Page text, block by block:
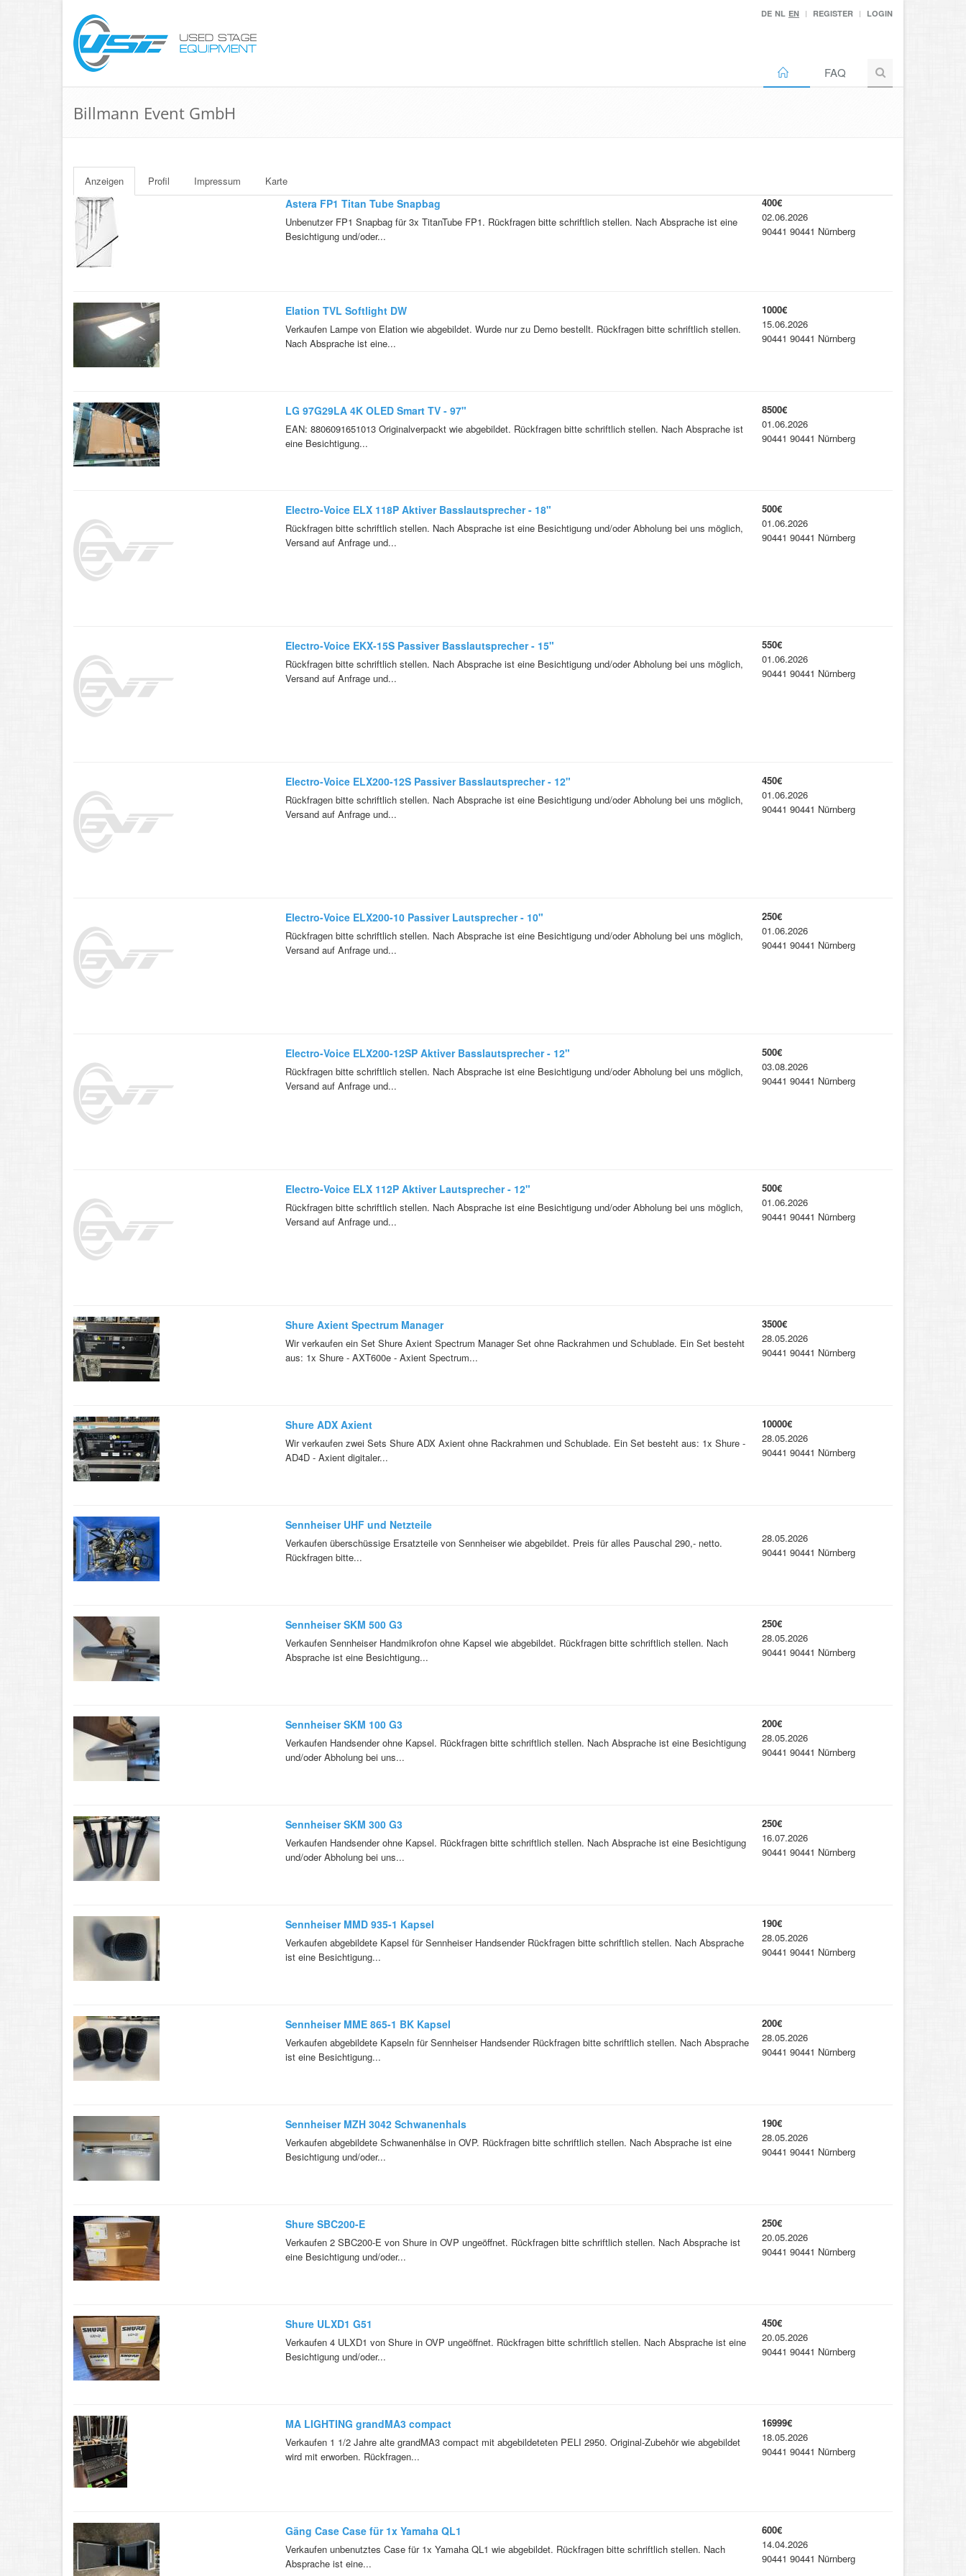
DE NL EN REGISTER LOGIN
FAQ
Billmann Event GmbH
Anzeigen Profil Impressum Karte
Astera FP1 Titan Tube Snapbag
Unbenutzer FP1 Snapbag für 3x TitanTube FP1. Rückfragen bitte schriftlich stellen. Nach Absprache ist eine
Besichtigung und/oder...
400€
02.06.2026
90441 90441 Nürnberg
Elation TVL Softlight DW
Verkaufen Lampe von Elation wie abgebildet. Wurde nur zu Demo bestellt. Rückfragen bitte schriftlich stellen.
Nach Absprache ist eine...
1000€
15.06.2026
90441 90441 Nürnberg
LG 97G29LA 4K OLED Smart TV - 97"
EAN: 8806091651013 Originalverpackt wie abgebildet. Rückfragen bitte schriftlich stellen. Nach Absprache ist
eine Besichtigung...
8500€
01.06.2026
90441 90441 Nürnberg
Electro-Voice ELX 118P Aktiver Basslautsprecher - 18"
Rückfragen bitte schriftlich stellen. Nach Absprache ist eine Besichtigung und/oder Abholung bei uns möglich,
Versand auf Anfrage und...
500€
01.06.2026
90441 90441 Nürnberg
Electro-Voice EKX-15S Passiver Basslautsprecher - 15"
Rückfragen bitte schriftlich stellen. Nach Absprache ist eine Besichtigung und/oder Abholung bei uns möglich,
Versand auf Anfrage und...
550€
01.06.2026
90441 90441 Nürnberg
Electro-Voice ELX200-12S Passiver Basslautsprecher - 12"
Rückfragen bitte schriftlich stellen. Nach Absprache ist eine Besichtigung und/oder Abholung bei uns möglich,
Versand auf Anfrage und...
450€
01.06.2026
90441 90441 Nürnberg
Electro-Voice ELX200-10 Passiver Lautsprecher - 10"
Rückfragen bitte schriftlich stellen. Nach Absprache ist eine Besichtigung und/oder Abholung bei uns möglich,
Versand auf Anfrage und...
250€
01.06.2026
90441 90441 Nürnberg
Electro-Voice ELX200-12SP Aktiver Basslautsprecher - 12"
Rückfragen bitte schriftlich stellen. Nach Absprache ist eine Besichtigung und/oder Abholung bei uns möglich,
Versand auf Anfrage und...
500€
03.08.2026
90441 90441 Nürnberg
Electro-Voice ELX 112P Aktiver Lautsprecher - 12"
Rückfragen bitte schriftlich stellen. Nach Absprache ist eine Besichtigung und/oder Abholung bei uns möglich,
Versand auf Anfrage und...
500€
01.06.2026
90441 90441 Nürnberg
Shure Axient Spectrum Manager
Wir verkaufen ein Set Shure Axient Spectrum Manager Set ohne Rackrahmen und Schublade. Ein Set besteht
aus: 1x Shure - AXT600e - Axient Spectrum...
3500€
28.05.2026
90441 90441 Nürnberg
Shure ADX Axient
Wir verkaufen zwei Sets Shure ADX Axient ohne Rackrahmen und Schublade. Ein Set besteht aus: 1x Shure -
AD4D - Axient digitaler...
10000€
28.05.2026
90441 90441 Nürnberg
Sennheiser UHF und Netzteile
Verkaufen überschüssige Ersatzteile von Sennheiser wie abgebildet. Preis für alles Pauschal 290,- netto.
Rückfragen bitte...
28.05.2026
90441 90441 Nürnberg
Sennheiser SKM 500 G3
Verkaufen Sennheiser Handmikrofon ohne Kapsel wie abgebildet. Rückfragen bitte schriftlich stellen. Nach
Absprache ist eine Besichtigung...
250€
28.05.2026
90441 90441 Nürnberg
Sennheiser SKM 100 G3
Verkaufen Handsender ohne Kapsel. Rückfragen bitte schriftlich stellen. Nach Absprache ist eine Besichtigung
und/oder Abholung bei uns...
200€
28.05.2026
90441 90441 Nürnberg
Sennheiser SKM 300 G3
Verkaufen Handsender ohne Kapsel. Rückfragen bitte schriftlich stellen. Nach Absprache ist eine Besichtigung
und/oder Abholung bei uns...
250€
16.07.2026
90441 90441 Nürnberg
Sennheiser MMD 935-1 Kapsel
Verkaufen abgebildete Kapsel für Sennheiser Handsender Rückfragen bitte schriftlich stellen. Nach Absprache
ist eine Besichtigung...
190€
28.05.2026
90441 90441 Nürnberg
Sennheiser MME 865-1 BK Kapsel
Verkaufen abgebildete Kapseln für Sennheiser Handsender Rückfragen bitte schriftlich stellen. Nach Absprache
ist eine Besichtigung...
200€
28.05.2026
90441 90441 Nürnberg
Sennheiser MZH 3042 Schwanenhals
Verkaufen abgebildete Schwanenhälse in OVP. Rückfragen bitte schriftlich stellen. Nach Absprache ist eine
Besichtigung und/oder...
190€
28.05.2026
90441 90441 Nürnberg
Shure SBC200-E
Verkaufen 2 SBC200-E von Shure in OVP ungeöffnet. Rückfragen bitte schriftlich stellen. Nach Absprache ist
eine Besichtigung und/oder...
250€
20.05.2026
90441 90441 Nürnberg
Shure ULXD1 G51
Verkaufen 4 ULXD1 von Shure in OVP ungeöffnet. Rückfragen bitte schriftlich stellen. Nach Absprache ist eine
Besichtigung und/oder...
450€
20.05.2026
90441 90441 Nürnberg
MA LIGHTING grandMA3 compact
Verkaufen 1 1/2 Jahre alte grandMA3 compact mit abgebildeteten PELI 2950. Original-Zubehör wie abgebildet
wird mit erworben. Rückfragen...
16999€
18.05.2026
90441 90441 Nürnberg
Gäng Case Case für 1x Yamaha QL1
Verkaufen unbenutztes Case für 1x Yamaha QL1 wie abgebildet. Rückfragen bitte schriftlich stellen. Nach
Absprache ist eine...
600€
14.04.2026
90441 90441 Nürnberg